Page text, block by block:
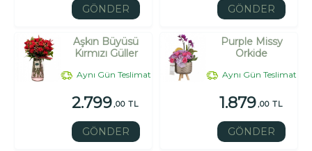
GÖNDER GÖNDER
Aşkın Büyüsü
Kırmızı Güller
Aynı Gün Teslimat
2.799,00 TL
GÖNDER
Purple Missy
Orkide
Aynı Gün Teslimat
1.879,00 TL
GÖNDER